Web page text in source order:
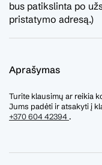
Aprašymas
Turite klausimų ar reikia
Jums padėti ir atsakyti į
+370 604 42394 .
bus patikslinta po
pristatymo adresą.)